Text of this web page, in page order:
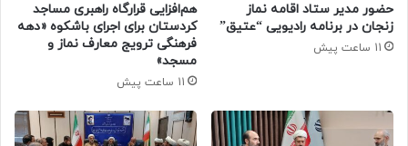
حضور مدیر ستاد اقامه نماز
زنجان در برنامه رادیویی “عتیق”
11 ساعت پیش
هم‌افزایی قرارگاه راهبری مساجد
کردستان برای اجرای باشکوه «دهه
فرهنگی ترویج معارف نماز و
مسجد»
11 ساعت پیش